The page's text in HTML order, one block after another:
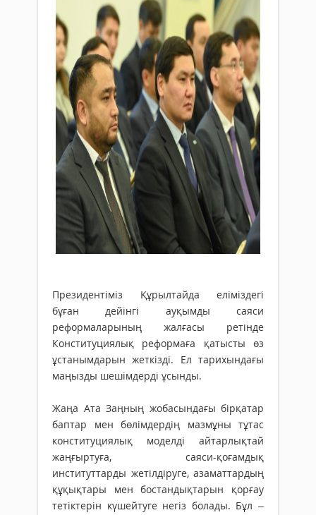
Президентіміз Құрылтайда еліміздегі
бұған дейінгі ауқымды саяси
реформаларының жалғасы ретінде
Конституциялық реформаға қатысты өз
ұстанымдарын жеткізді. Ел тарихындағы
маңызды шешімдерді ұсынды.
Жаңа Ата Заңның жобасындағы бірқатар
баптар мен бөлімдердің мазмұны тұтас
конституциялық моделді айтарлықтай
жаңғыртуға, саяси-қоғамдық
институттарды жетілдіруге, азаматтардың
құқықтары мен бостандықтарын қорғау
тетіктерін күшейтуге негіз болады. Бұл –